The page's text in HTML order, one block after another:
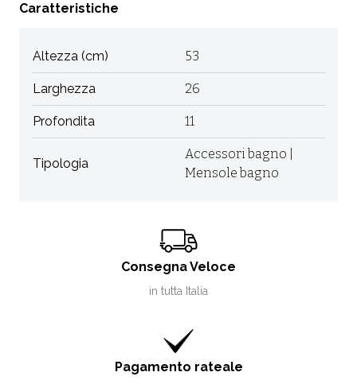
Caratteristiche
Altezza (cm) 53
Larghezza 26
Profondita 11
Tipologia
Accessori bagno |
Mensole bagno
Consegna Veloce
in tutta Italia
Pagamento rateale